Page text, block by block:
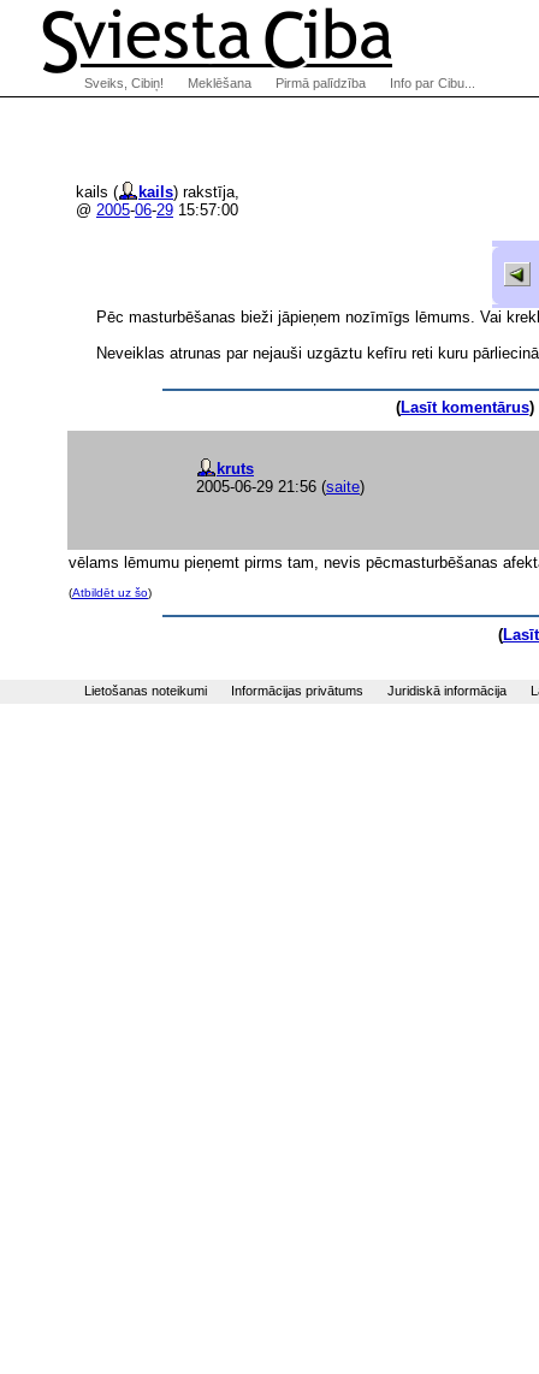
kails ( kails) rakstīja,
@ 2005-06-29 15:57:00
Pēc masturbēšanas bieži jāpieņem nozīmīgs lēmums. Vai
Neveiklas atrunas par nejauši uzgāztu kefīru reti kuru
(Lasīt komentārus)
kruts
2005-06-29 21:56 (saite)
vēlams lēmumu pieņemt pirms tam, nevis pēcmasturbēšanas
(Atbildēt uz šo)
(
Sveiks, Cibiņ! Meklēšana Pirmā palīdzība Info par Cibu...
Lietošanas noteikumi Informācijas privātums Juridiskā informācija